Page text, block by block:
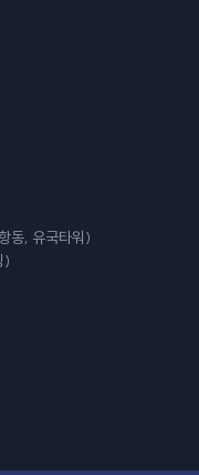
동, 유국타워)
)